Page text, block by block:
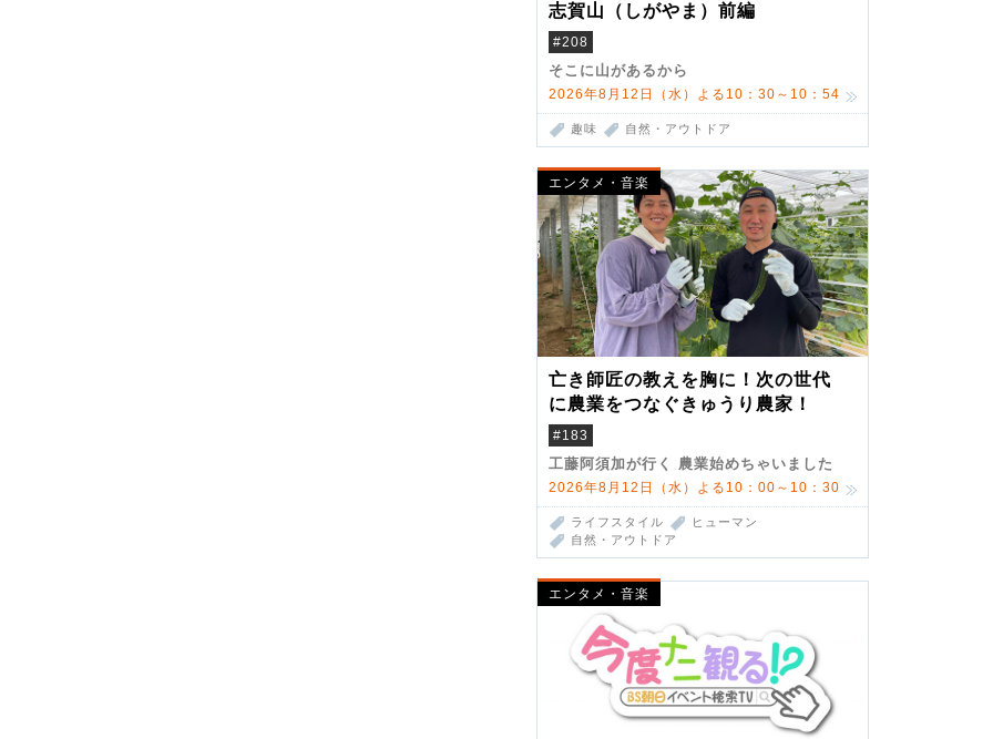
志賀山（しがやま）前編
#208
そこに山があるから
2026年8月12日（水）よる10：30～10：54
趣味 自然・アウトドア
エンタメ・音楽
亡き師匠の教えを胸に！次の世代
に農業をつなぐきゅうり農家！
#183
工藤阿須加が行く 農業始めちゃいました
2026年8月12日（水）よる10：00～10：30
ライフスタイル
ヒューマン
自然・アウトドア
エンタメ・音楽